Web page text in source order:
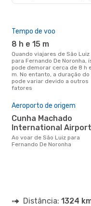
Tempo de voo
8 h e 15 m
Quando viajares de São Luiz
para Fernando De Noronha,
pode demorar cerca de 8 h
m. No entanto, a duração do
pode variar devido a outros
fatores
Aeroporto de origem
Cunha Machado
International Airport
Ao voar de São Luiz para
Fernando De Noronha
Distância: 1324